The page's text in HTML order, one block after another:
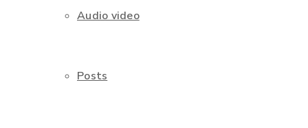
Audio video
Posts